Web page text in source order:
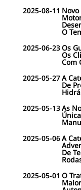
2025-08-11
O
2025-06-23Os
Os
Com
2025-05-27A
De
2025-05-13As
2025-05-06A
De
2025-05-01 O